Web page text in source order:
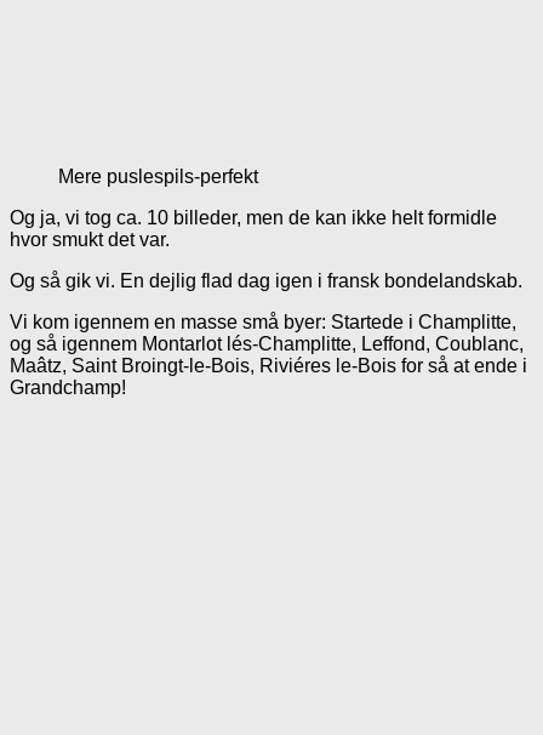
Mere puslespils-perfekt
Og ja, vi tog ca. 10 billeder, men de kan ikke helt formidle
hvor smukt det var.
Og så gik vi. En dejlig flad dag igen i fransk bondelandskab.
Vi kom igennem en masse små byer: Startede i Champlitte,
og så igennem Montarlot lés-Champlitte, Leffond, Coublanc,
Maâtz, Saint Broingt-le-Bois, Riviéres le-Bois for så at ende i
Grandchamp!